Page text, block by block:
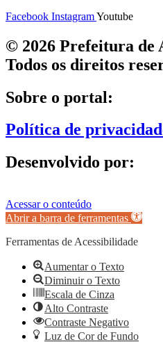
Facebook InstagramYoutube
© 2026 Prefeitura de
Todos os direitos
Sobre o portal:
Política de
Desenvolvido por:
Acessar o conteúdo
Abrir a barra de ferramentas
Ferramentas de Acessibilidade
Aumentar o Texto
Diminuir o Texto
Escala de Cinza
Alto Contraste
Contraste Negativo
Luz de Cor de Fundo